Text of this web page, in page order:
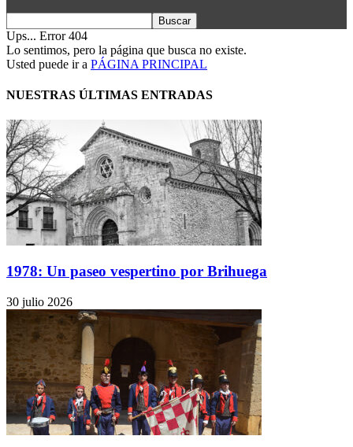
Ups... Error 404
Lo sentimos, pero la página que busca no existe.
Usted puede ir a PÁGINA PRINCIPAL
NUESTRAS ÚLTIMAS ENTRADAS
1978: Un paseo vespertino por Brihuega
30 julio 2026